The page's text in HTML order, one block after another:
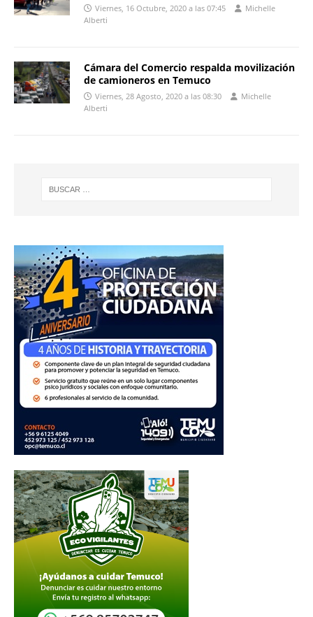
Viernes, 16 Octubre, 2020 a las 07:45
Michelle
Alberti
Cámara del Comercio respalda movilización
de camioneros en Temuco
Viernes, 28 Agosto, 2020 a las 08:30
Michelle
Alberti